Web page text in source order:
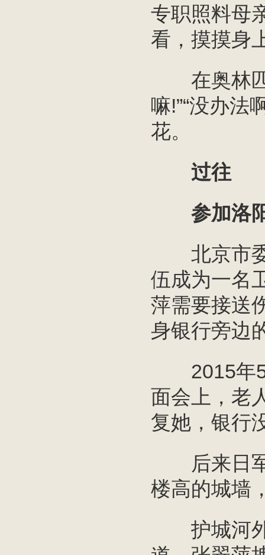
专职照料母
看，摸摸身
在奥林匹
嘛!”“没办法
花。
过往
参加洛阳
北京市委
伍成为一名
萍需要接送
身银行旁边
2015年5
面会上，老
复她，银行
后来日军
楼高的城墙
护城河外